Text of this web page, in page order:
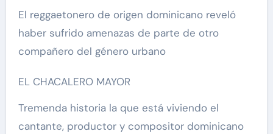
El reggaetonero de origen dominicano reveló
haber sufrido amenazas de parte de otro
compañero del género urbano
EL CHACALERO MAYOR
Tremenda historia la que está viviendo el
cantante, productor y compositor dominicano